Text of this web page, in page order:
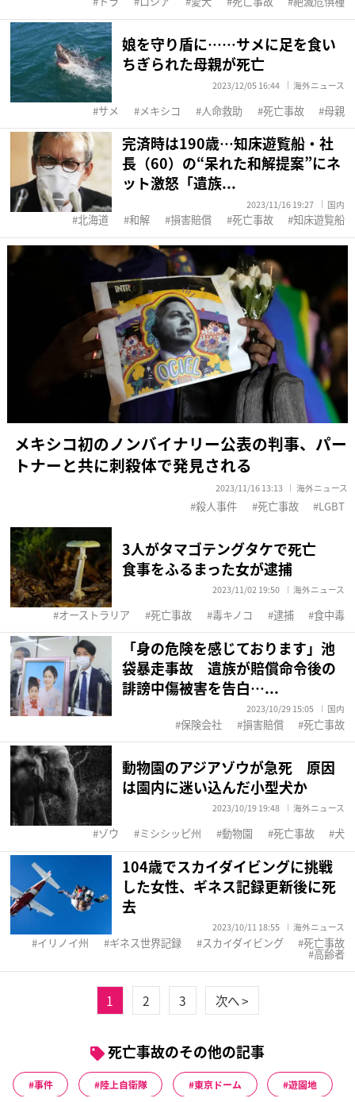
娘を守り盾に……サメに足を食い
ちぎられた母親が死亡
2023/12/05 16:44 海外ニュース
サメ メキシコ 人命救助 死亡事故 母親
完済時は190歳…知床遊覧船・社
長（60）の“呆れた和解提案”にネ
ット激怒「遺族...
2023/11/16 19:27 国内
北海道 和解 損害賠償 死亡事故 知床遊覧船
メキシコ初のノンバイナリー公表の判事、パー
トナーと共に刺殺体で発見される
2023/11/16 13:13 海外ニュース
殺人事件 死亡事故 LGBT
3人がタマゴテングタケで死亡
食事をふるまった女が逮捕
2023/11/02 19:50 海外ニュース
オーストラリア 死亡事故 毒キノコ 逮捕 食中毒
「身の危険を感じております」池
袋暴走事故 遺族が賠償命令後の
誹謗中傷被害を告白…...
2023/10/29 15:05 国内
保険会社 損害賠償 死亡事故
動物園のアジアゾウが急死 原因
は園内に迷い込んだ小型犬か
2023/10/19 19:48 海外ニュース
ゾウ ミシシッピ州 動物園 死亡事故 犬
104歳でスカイダイビングに挑戦
した女性、ギネス記録更新後に死
去
2023/10/11 18:55 海外ニュース
イリノイ州 ギネス世界記録 スカイダイビング 死亡事故
高齢者
1 2 3 次へ >
死亡事故のその他の記事
事件 陸上自衛隊 東京ドーム 遊園地